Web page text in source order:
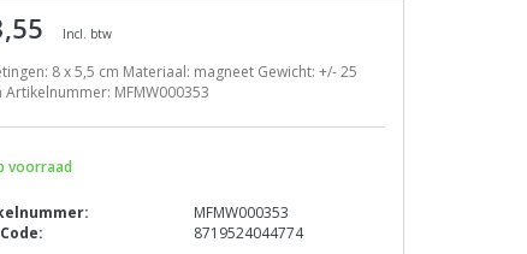
Incl. btw
8 x 5,5 cm Materiaal: magneet Gewicht: +/- 25
Artikelnummer: MFMW000353
voorraad
MFMW000353
8719524044774